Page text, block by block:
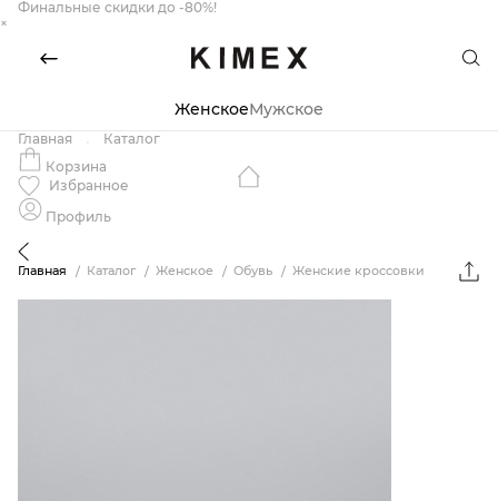
Финальные скидки до -80%!
×
ЖенскоеМужское
Главная
Каталог
Корзина
Избранное
Профиль
Главная Каталог Женское Обувь Женские кроссовки